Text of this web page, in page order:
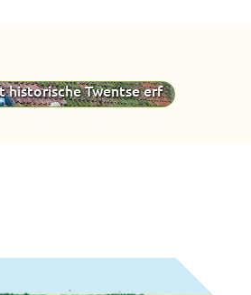
historische Twentse erf